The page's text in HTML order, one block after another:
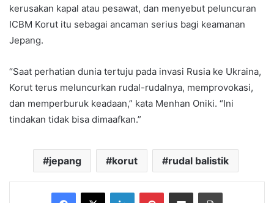
kerusakan kapal atau pesawat, dan menyebut peluncuran
ICBM Korut itu sebagai ancaman serius bagi keamanan
Jepang.
“Saat perhatian dunia tertuju pada invasi Rusia ke Ukraina,
Korut terus meluncurkan rudal-rudalnya, memprovokasi,
dan memperburuk keadaan,” kata Menhan Oniki. “Ini
tindakan tidak bisa dimaafkan.”
jepang korut rudal balistik
Facebook
X LinkedInPinterestShare via Email Print